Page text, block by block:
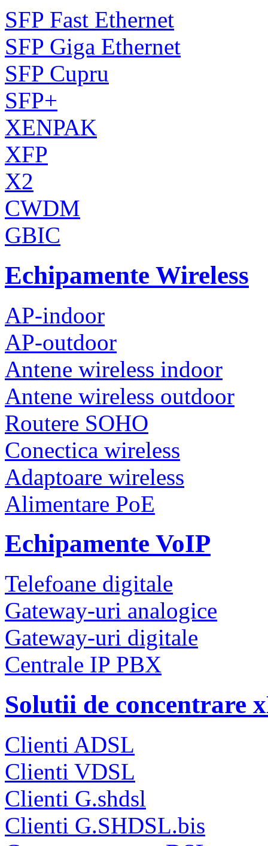
SFP Fast Ethernet
SFP Giga Ethernet
SFP Cupru
SFP+
XENPAK
XFP
X2
CWDM
GBIC
Echipamente Wireless
AP-indoor
AP-outdoor
Antene wireless indoor
Antene wireless outdoor
Routere SOHO
Conectica wireless
Adaptoare wireless
Alimentare PoE
Echipamente VoIP
Telefoane digitale
Gateway-uri analogice
Gateway-uri digitale
Centrale IP PBX
Solutii de concentrare
Clienti ADSL
Clienti VDSL
Clienti G.shdsl
Clienti G.SHDSL.bis